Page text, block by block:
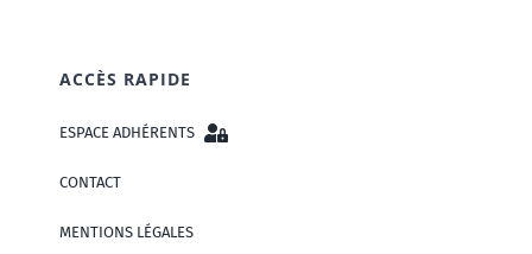
ACCÈS RAPIDE
ESPACE ADHÉRENTS
CONTACT
MENTIONS LÉGALES